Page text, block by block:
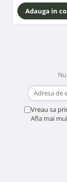
Adauga in
Vreau sa
Afla mai